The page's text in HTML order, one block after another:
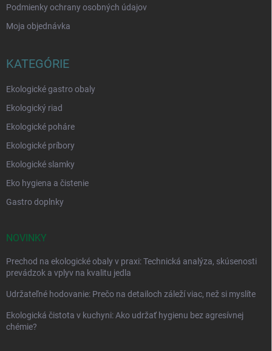
u
Podmienky ochrany osobných údajov
Moja objednávka
KATEGÓRIE
Ekologické gastro obaly
Ekologický riad
Ekologické poháre
Ekologické príbory
Ekologické slamky
Eko hygiena a čistenie
Gastro doplnky
NOVINKY
Prechod na ekologické obaly v praxi: Technická analýza, skúsenosti
prevádzok a vplyv na kvalitu jedla
Udržateľné hodovanie: Prečo na detailoch záleží viac, než si myslíte
Ekologická čistota v kuchyni: Ako udržať hygienu bez agresívnej
chémie?